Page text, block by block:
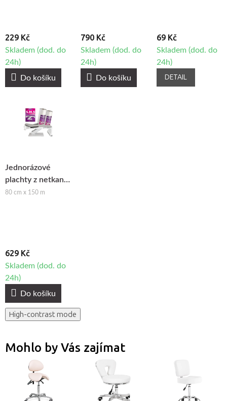
229 Kč
Skladem (dod. do
24h)
Do košíku
790 Kč
Skladem (dod. do
24h)
Do košíku
69 Kč
Skladem (dod. do
24h)
DETAIL
Jednorázové
plachty z netkané
textilie
80 cm x 150 m
629 Kč
Skladem (dod. do
24h)
Do košíku
High-contrast mode
Mohlo by Vás zajímat